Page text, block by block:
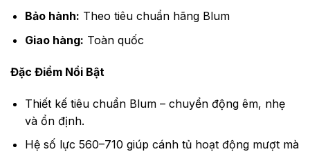
Bảo hành: Theo tiêu chuẩn hãng Blum
Giao hàng: Toàn quốc
Đặc Điểm Nổi Bật
Thiết kế tiêu chuẩn Blum – chuyển động êm, nhẹ
và ổn định.
Hệ số lực 560–710 giúp cánh tủ hoạt động mượt mà